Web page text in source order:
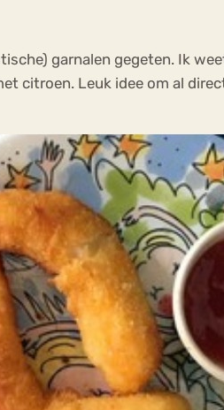
garnalen gegeten. Ik
citroen. Leuk idee om al